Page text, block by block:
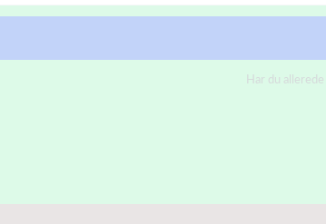
Har du